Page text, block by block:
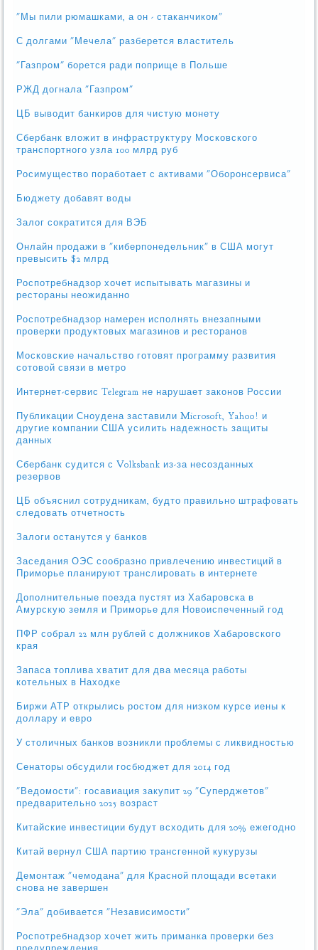
"Мы пили рюмашками, а он - стаканчиком"
С долгами "Мечела" разберется властитель
"Газпром" борется ради поприще в Польше
РЖД догнала "Газпром"
ЦБ выводит банкиров для чистую монету
Сбербанк вложит в инфраструктуру Московского
транспортного узла 100 млрд руб
Росимущество поработает с активами "Оборонсервиса"
Бюджету добавят воды
Залог сократится для ВЭБ
Онлайн продажи в "киберпонедельник" в США могут
превысить $2 млрд
Роспотребнадзор хочет испытывать магазины и
рестораны неожиданно
Роспотребнадзор намерен исполнять внезапными
проверки продуктовых магазинов и ресторанов
Московские начальство готовят программу развития
сотовой связи в метро
Интернет-сервис Telegram не нарушает законов России
Публикации Сноудена заставили Microsoft, Yahoo! и
другие компании США усилить надежность защиты
данных
Сбербанк судится с Volksbank из-за несозданных
резервов
ЦБ объяснил сотрудникам, будто правильно штрафовать
следовать отчетность
Залоги останутся у банков
Заседания ОЭС сообразно привлечению инвестиций в
Приморье планируют транслировать в интернете
Дополнительные поезда пустят из Хабаровска в
Амурскую земля и Приморье для Новоиспеченный год
ПФР собрал 22 млн рублей с должников Хабаровского
края
Запаса топлива хватит для два месяца работы
котельных в Находке
Биржи АТР открылись ростом для низком курсе иены к
доллару и евро
У столичных банков возникли проблемы с ликвидностью
Сенаторы обсудили госбюджет для 2014 год
"Ведомости": госавиация закупит 29 "Суперджетов"
предварительно 2025 возраст
Китайские инвестиции будут всходить для 20% ежегодно
Китай вернул США партию трансгенной кукурузы
Демонтаж "чемодана" для Красной площади всетаки
снова не завершен
"Эла" добивается "Независимости"
Роспотребнадзор хочет жить приманка проверки без